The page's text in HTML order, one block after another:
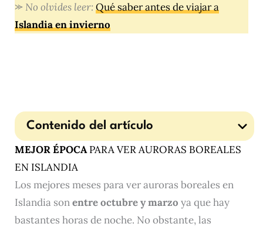
⪼ No olvides leer: Qué saber antes de viajar a
Islandia en invierno
Contenido del artículo
MEJOR ÉPOCAPARA VER AURORAS BOREALES
EN ISLANDIA
Los mejores meses para ver auroras boreales en
Islandia sonentre octubre y marzo ya que hay
bastantes horas de noche. No obstante, las